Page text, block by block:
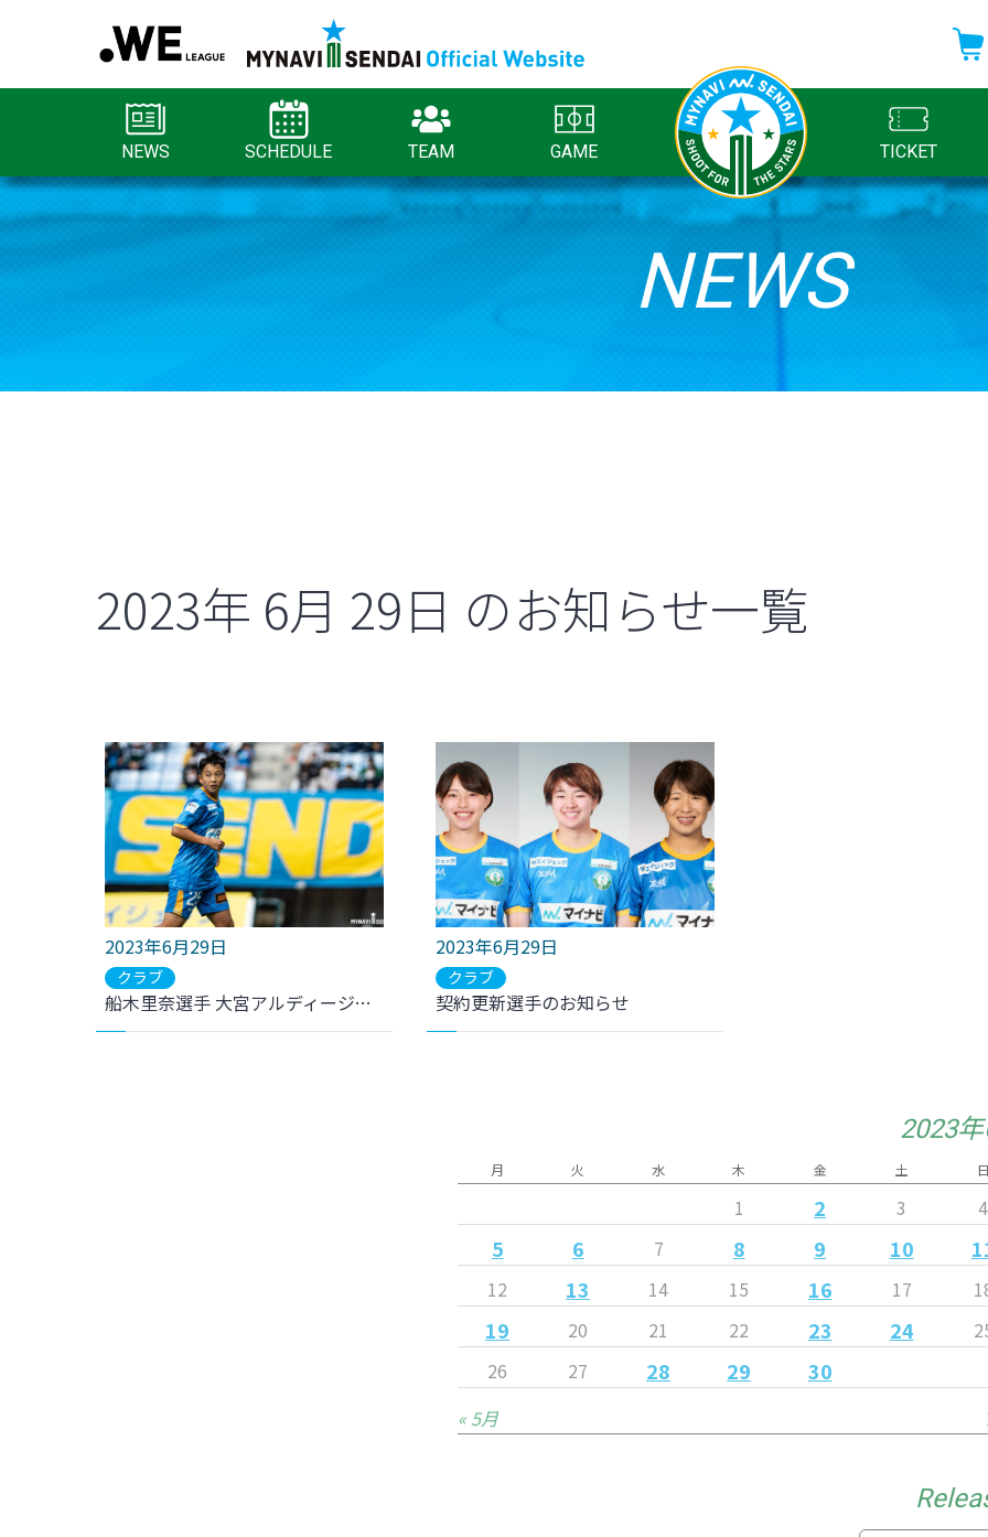
NEWS SCHEDULE TEAM GAME TICKET
NEWS
2023年 6月 29日 のお知らせ一覧
2023年6月29日
クラブ
船木里奈選手 大宮アルディージャVENTUSへ完全移籍のお知らせ
2023年6月29日
クラブ
契約更新選手のお知らせ
2023
月 火 水 木 金 土 日
1 2 3 4
5 6 7 8 9 10
12 13 14 15 16 17
19 20 21 22 23 24
26
27 28 29 30
« 5月